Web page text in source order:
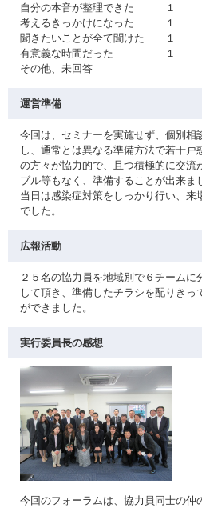
自分の本音が整理できた １
考えるきっかけになった １
聞きたいことが全て聞けた １
有意義な時間だった １
その他、未回答
運営準備
今回は、セミナーを実施せず、個別相
し、通常とは異なる準備方法で若干戸
の方々が協力的で、且つ積極的に交流
ブル等もなく、準備することが出来ま
当日は感染症対策をしっかり行い、来
でした。
広報活動
２５名の協力員を地域別で６チーム
して頂き、準備したチラシを配りきっ
ができました。
実行委員長の感想
今回のフォーラムは、協力員同士の仲